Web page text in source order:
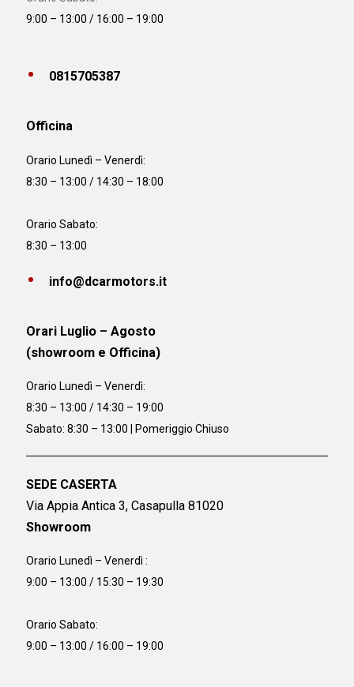
9:00 – 13:00 / 16:00 – 19:00
0815705387
Officina
Orario Lunedì – Venerdì:
8:30 – 13:00 / 14:30 – 18:00
Orario Sabato:
8:30 – 13:00
info@dcarmotors.it
Orari Luglio – Agosto
(showroom e Officina)
Orario Lunedì – Venerdì:
8:30 – 13:00 / 14:30 – 19:00
Sabato: 8:30 – 13:00 | Pomeriggio Chiuso
SEDE CASERTA
Via Appia Antica 3, Casapulla 81020
Showroom
Orario Lunedì – Venerdì :
9:00 – 13:00 / 15:30 – 19:30
Orario Sabato:
9:00 – 13:00 / 16:00 – 19:00